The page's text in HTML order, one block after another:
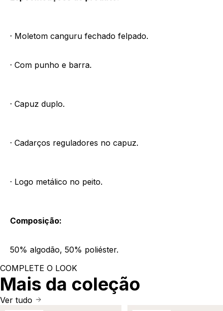
· Moletom canguru fechado felpado.
· Com punho e barra.
· Capuz duplo.
· Cadarços reguladores no capuz.
· Logo metálico no peito.
Composição:
50% algodão, 50% poliéster.
COMPLETE O LOOK
Mais da coleção
Ver tudo